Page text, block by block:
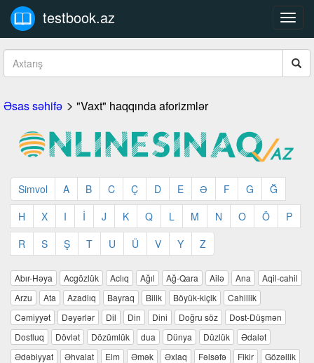
testbook.az
Əsas səhifə "Vaxt" haqqında aforizmlər
Simvol A B C Ç D E Ə F G
Ğ
H
X I İ J K Q L M N O Ö
P
R
S Ş T U Ü V Y Z
Abır-Həya Acgözlük Aclıq Ağıl Ağ-Qara Ailə Ana
Aqil-cahil
Arzu
Ata Azadlıq Bayraq Bilik Böyük-kiçik
Cahillik
Cəmiyyət
Dəyərlər Dil Din Dini Doğru söz
Dost-Düşmən
Dostluq
Dövlət Dözümlük dua Dünya Düzlük
Ədalət
Ədəbiyyat
Əhvalat Elm Əmək Əxlaq Fəlsəfə Fikir
Gözəllik